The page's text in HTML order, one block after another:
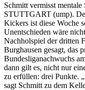
Schmitt vermisst mentale
STUTTGART (ump).
Kickers ist diese Woche
Unentschieden wäre
Nachholspiel der dritten
Burghausen gesagt, das
Bundesliganachwuchs
dann gilt es, nicht nur
zu erfüllen: drei Punkte.
sagt Schmitt zu dem